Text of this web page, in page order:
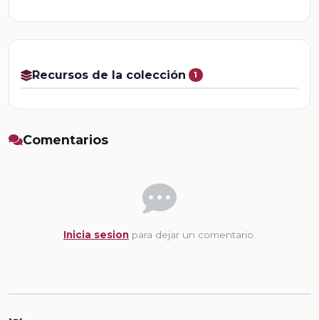
Recursos de la colección 1
Comentarios
Inicia sesion para dejar un comentario.